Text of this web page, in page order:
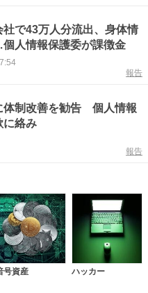
で43万人分流出、身体情
人情報保護委が課徴金
報告
体制改善を勧告 個人情報
に絡み
報告
号資産 ハッカー